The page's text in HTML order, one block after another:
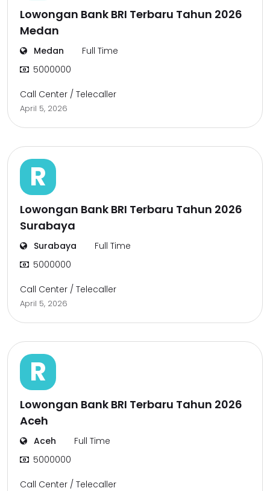
Lowongan Bank BRI Terbaru Tahun 2026
Medan
Medan
Full Time
5000000
Call Center / Telecaller
April 5, 2026
R
Lowongan Bank BRI Terbaru Tahun 2026
Surabaya
Surabaya
Full Time
5000000
Call Center / Telecaller
April 5, 2026
R
Lowongan Bank BRI Terbaru Tahun 2026
Aceh
Aceh
Full Time
5000000
Call Center / Telecaller